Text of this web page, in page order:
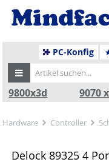
PC-Konfig
9800x3d 9070
Hardware Controller
Delock 89325 4